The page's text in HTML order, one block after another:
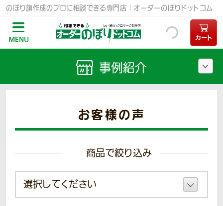
のぼり旗作成のプロに相談できる専門店｜オーダーのぼりドットコム
MENU カート
お客様の声
商品で絞り込み
事例紹介